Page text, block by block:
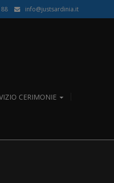
info@justsardinia.it
CERIMONIE